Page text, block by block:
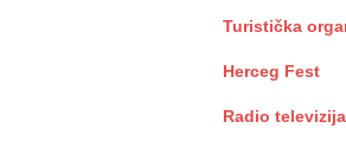
Turistička
Herceg Fest
Radio